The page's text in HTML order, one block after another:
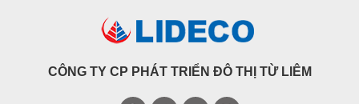
CÔNG TY CP PHÁT TRIỂN ĐÔ THỊ TỪ LIÊM